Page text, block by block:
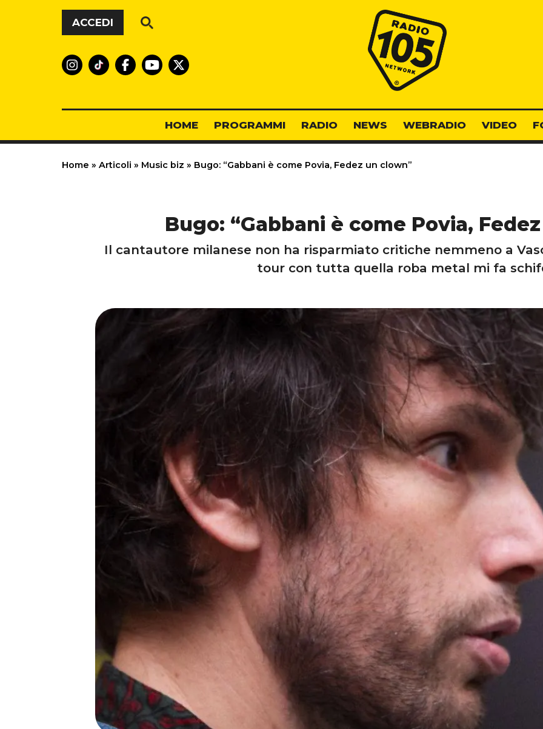
Vai al contenuto
ACCEDI
Radio 105
HOME PROGRAMMI RADIO NEWS WEBRADIO VIDEO
Home » Articoli » Music biz » Bugo: “Gabbani è come Povia, Fedez un clown”
Bugo: “Gabbani è come Povia,
Il cantautore milanese non ha risparmiato critiche nemmeno a
tour con tutta quella roba metal mi fa